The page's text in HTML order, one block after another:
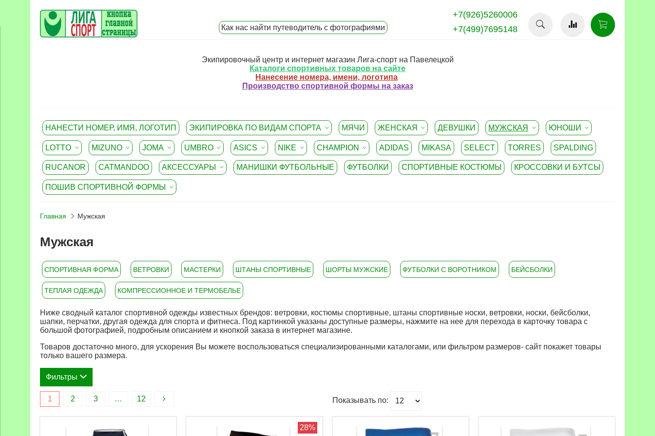
Как нас найти путеводитель с фотографиями
+7(926)5260006
+7(499)7695148
Экипировочный центр и интернет магазин Лига-спорт на Павелецкой
Каталоги спортивных товаров на сайте
Нанесение номера, имени, логотипа
Производство спортивной формы на заказ
НАНЕСТИ НОМЕР, ИМЯ, ЛОГОТИП ЭКИПИРОВКА ПО ВИДАМ СПОРТА МЯЧИ ЖЕНСКАЯ ДЕВУШКИ МУЖСКАЯ ЮНОШИ
LOTTO MIZUNO JOMA UMBRO ASICS NIKE CHAMPION ADIDAS MIKASA SELECT TORRES SPALDING
RUCANOR CATMANDOO АКСЕССУАРЫ МАНИШКИ ФУТБОЛЬНЫЕ ФУТБОЛКИ СПОРТИВНЫЕ КОСТЮМЫ КРОССОВКИ И БУТСЫ
ПОШИВ СПОРТИВНОЙ ФОРМЫ
Главная Мужская
Мужская
СПОРТИВНАЯ ФОРМА ВЕТРОВКИ МАСТЕРКИ ШТАНЫ СПОРТИВНЫЕ ШОРТЫ МУЖСКИЕ ФУТБОЛКИ С ВОРОТНИКОМ БЕЙСБОЛКИ
ТЕПЛАЯ ОДЕЖДА КОМПРЕССИОННОЕ И ТЕРМОБЕЛЬЕ
Ниже сводный каталог спортивной одежды известных брендов: ветровки, костюмы спортивные, штаны спортивные носки, ветровки, носки, бейсболки,
шапки, перчатки, другая одежда для спорта и фитнеса. Под картинкой указаны доступные размеры, нажмите на нее для перехода в карточку товара с
большой фотографией, подробным описанием и кнопкой заказа в интернет магазине.
Товаров достаточно много, для ускорения Вы можете воспользоваться специализированными каталогами, или фильтром размеров- сайт покажет товары
только вашего размера.
Фильтры
Размеры одежды (выберите из наличия) Размер перчаток (выберите из наличия)
Размер носков (выберите из наличия) Размеры детской одежды Метка Бренд Цена
1 2 3 … 12 Показывать по:
28%